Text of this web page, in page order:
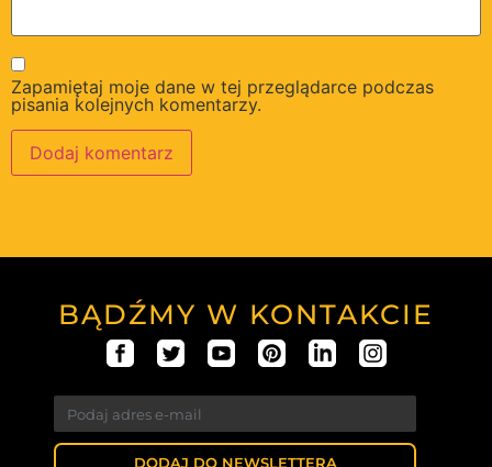
Zapamiętaj moje dane w tej przeglądarce podczas
pisania kolejnych komentarzy.
BĄDŹMY W KONTAKCIE
DODAJ DO NEWSLETTERA